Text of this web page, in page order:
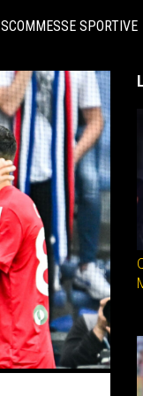
SCOMMESSE SPORTIVE